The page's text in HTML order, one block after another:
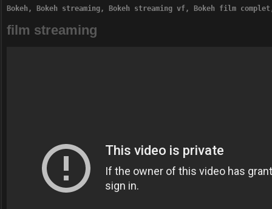
Bokeh, Bokeh streaming, Bokeh streaming vf, Bokeh film
film streaming